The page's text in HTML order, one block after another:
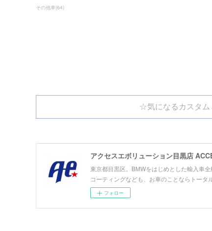
その他車(64)
☆気になるカスタ
アクセスエボリューション目黒店
東京都目黒区。BMWをはじめとした輸入車
コーティングなども、お車のことならトータ
フォロー